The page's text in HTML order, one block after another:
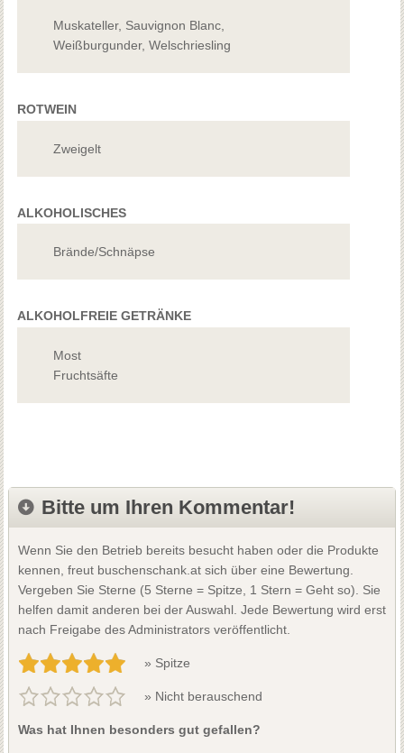
Muskateller, Sauvignon Blanc,
Weißburgunder, Welschriesling
ROTWEIN
Zweigelt
ALKOHOLISCHES
Brände/Schnäpse
ALKOHOLFREIE GETRÄNKE
Most
Fruchtsäfte
Bitte um Ihren Kommentar!
Wenn Sie den Betrieb bereits besucht haben oder die Produkte
kennen, freut buschenschank.at sich über eine Bewertung.
Vergeben Sie Sterne (5 Sterne = Spitze, 1 Stern = Geht so). Sie
helfen damit anderen bei der Auswahl. Jede Bewertung wird erst
nach Freigabe des Administrators veröffentlicht.
» Spitze
» Nicht berauschend
Was hat Ihnen besonders gut gefallen?